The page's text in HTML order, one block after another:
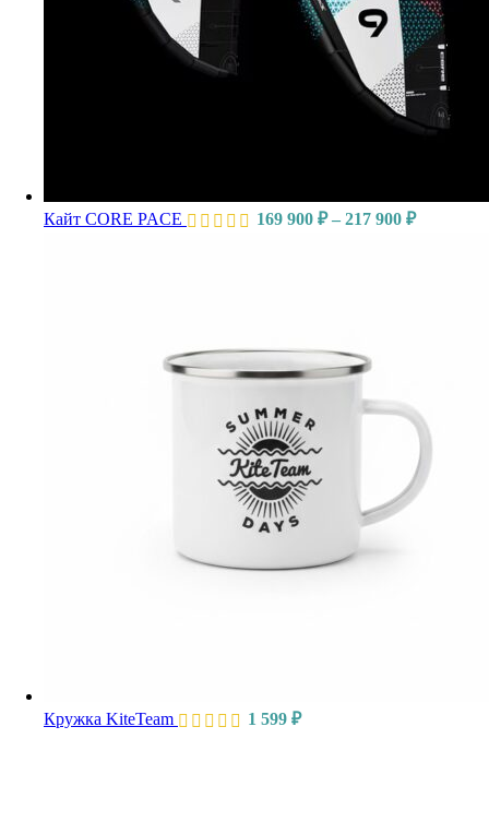
Кайт CORE PACE 169 900 ₽ – 217 900 ₽
Кружка KiteTeam 1 599 ₽